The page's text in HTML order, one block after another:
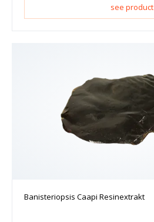
see product
Banisteriopsis Caapi Resinextrakt